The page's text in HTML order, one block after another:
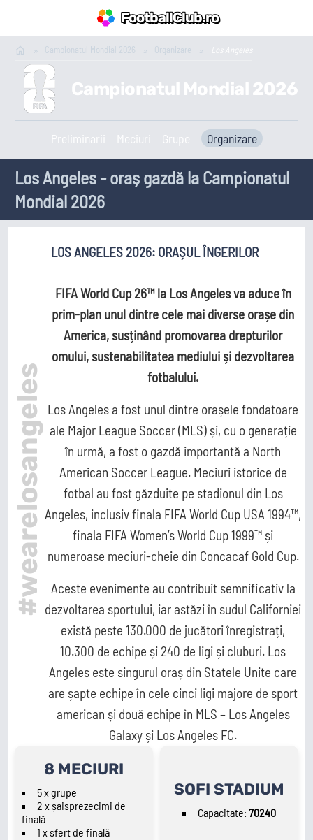
FootballClub.ro
Prim-plan
Ousmane Dembélé
Reconstrucție Manchester United
Meciuri Champions League
Clasament Premier League
Golgheteri La Liga
Golgheteri Premier League
Campionate
Premier
League
La Liga Bundesliga Serie A
Ligue 1 Eredivisie Liga Portugal
Jupiler Pro
Championship
League
División
Cupe Europene
Campionatul Mondial 2026 Organizare Los Angeles
Campionatul Mondial 2026
Preliminarii Meciuri Grupe Organizare
Los Angeles - oraș gazdă la Campionatul
Mondial 2026
#wearelosangeles
LOS ANGELES 2026: ORAȘUL ÎNGERILOR
FIFA World Cup 26™ la Los Angeles va aduce în
prim-plan unul dintre cele mai diverse orașe din
America, susținând promovarea drepturilor
omului, sustenabilitatea mediului și dezvoltarea
fotbalului.
Los Angeles a fost unul dintre orașele fondatoare
ale Major League Soccer (MLS) și, cu o generație
în urmă, a fost o gazdă importantă a North
American Soccer League. Meciuri istorice de
fotbal au fost găzduite pe stadionul din Los
Angeles, inclusiv finala FIFA World Cup USA 1994™,
finala FIFA Women’s World Cup 1999™ și
numeroase meciuri-cheie din Concacaf Gold Cup.
Aceste evenimente au contribuit semnificativ la
dezvoltarea sportului, iar astăzi în sudul Californiei
există peste 130.000 de jucători înregistrați,
10.300 de echipe și 240 de ligi și cluburi. Los
Angeles este singurul oraș din Statele Unite care
are șapte echipe în cele cinci ligi majore de sport
american și două echipe în MLS – Los Angeles
Galaxy și Los Angeles FC.
8 MECIURI
5 x grupe
2 x șaisprezecimi de
finală
1 x sfert de finală
SOFI STADIUM
Capacitate: 70240